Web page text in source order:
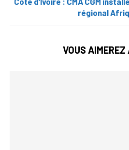
régional
VOUS AIMEREZ